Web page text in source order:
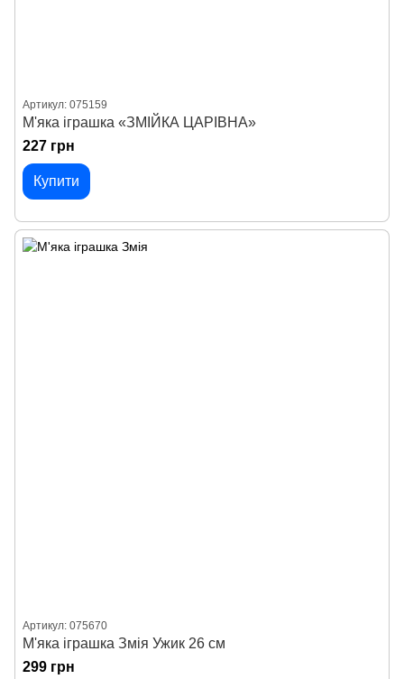
Артикул: 075159
М'яка іграшка «ЗМІЙКА ЦАРІВНА»
227 грн
Купити
Артикул: 075670
М'яка іграшка Змія Ужик 26 см
299 грн